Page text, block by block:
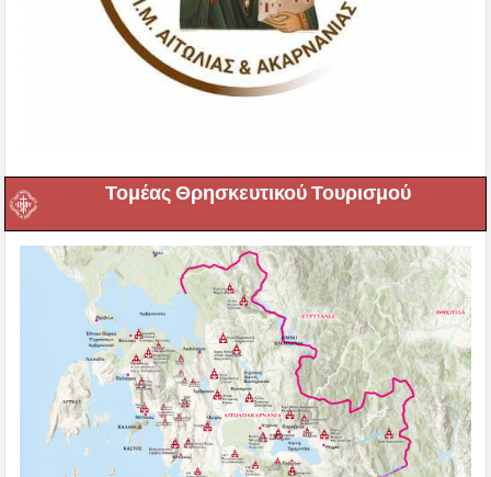
Τομέας Θρησκευτικού Τουρισμού